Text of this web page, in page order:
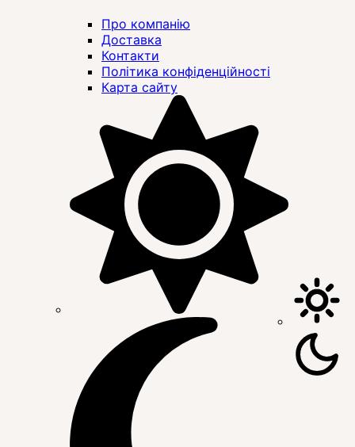
Про компанію
Доставка
Контакти
Політика конфіденційності
Карта сайту